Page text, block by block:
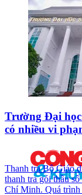
Trường Đại
có nhiều vi
Thanh tra Bộ Giáo
thanh tra gói thầu
Chí Minh. Quá trình